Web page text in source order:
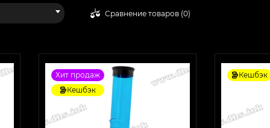
Сравнение товаров (0)
Хит продаж
Кешбэк
Кешбэк